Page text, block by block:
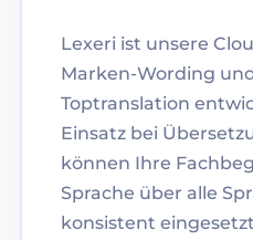
Lexeri ist unsere
Marken-Wording
Toptranslation
Einsatz bei
können Ihre
Sprache über alle
konsistent